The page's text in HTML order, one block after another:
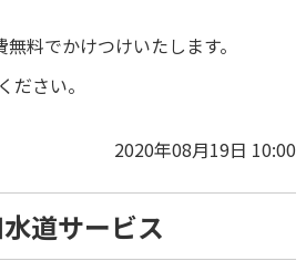
料でかけつけいたします。
ださい。
2020年08月19日 10:00
道サービス